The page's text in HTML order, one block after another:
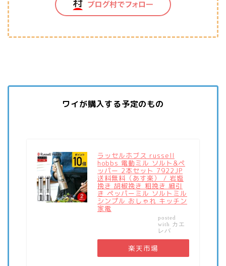
ワイが購入する予定のもの
ラッセルホブス russell
hobbs 電動ミル ソルト&ペ
ッパー 2本セット 7922JP
送料無料（あす楽） / 岩塩
挽き 胡椒挽き 粗挽き 細引
き ペッパーミル ソルトミル
シンプル おしゃれ キッチン
家電
posted
with カエ
レバ
楽天市場